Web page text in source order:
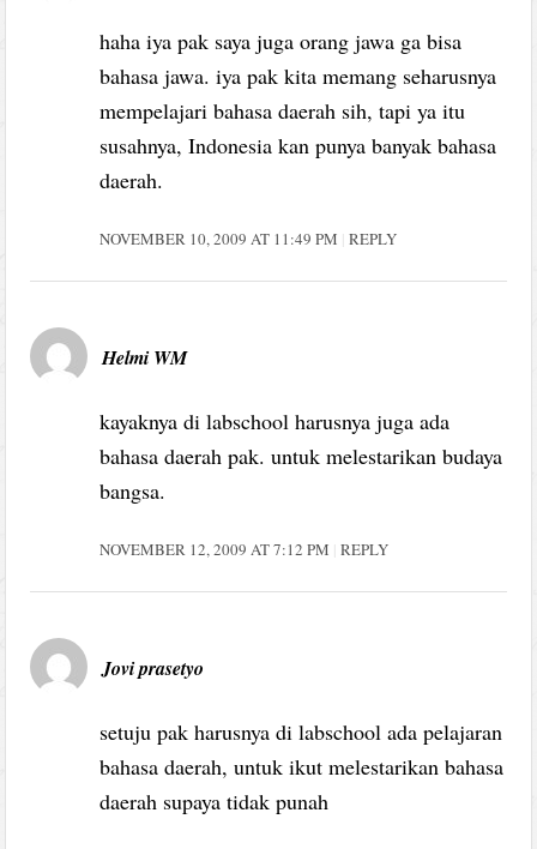
haha iya pak saya juga orang jawa ga bisa
bahasa jawa. iya pak kita memang seharusnya
mempelajari bahasa daerah sih, tapi ya itu
susahnya, Indonesia kan punya banyak bahasa
daerah.
NOVEMBER 10, 2009 AT 11:49 PM REPLY
Helmi WM
kayaknya di labschool harusnya juga ada
bahasa daerah pak. untuk melestarikan budaya
bangsa.
NOVEMBER 12, 2009 AT 7:12 PM REPLY
Jovi prasetyo
setuju pak harusnya di labschool ada pelajaran
bahasa daerah, untuk ikut melestarikan bahasa
daerah supaya tidak punah